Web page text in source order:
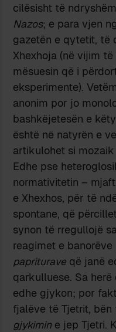
cilësisht të
Nazos; e para vjen
gazetën e qytetit, të
Xhexhoja (në vijim
mësuesin që i
eksperimente).
anonim por jo
bashkëjetesën e
është në natyrën e
artikulohet si
Edhe pse
normativitetin –
e Xhexhos, për të
spontane, që
synon të rregullojë
reagimet e banorëve
papriturave që janë
qarkulluese. Sa
edhe gjykon; por
fjalëve të Tjetrit,
gjykimin e jep Tjetri.